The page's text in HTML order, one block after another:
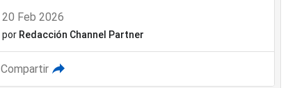
20 Feb 2026
por Redacción Channel Partner
Compartir